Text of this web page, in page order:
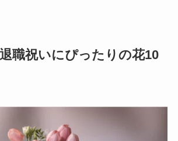
退職祝いにぴったりの花10